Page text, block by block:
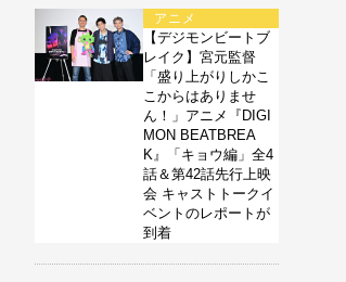
アニメ
【デジモンビートブ
レイク】宮元監督
「盛り上がりしかこ
こからはありませ
ん！」アニメ『DIGI
MON BEATBREA
K』「キョウ編」全4
話＆第42話先行上映
会 キャストトークイ
ベントのレポートが
到着